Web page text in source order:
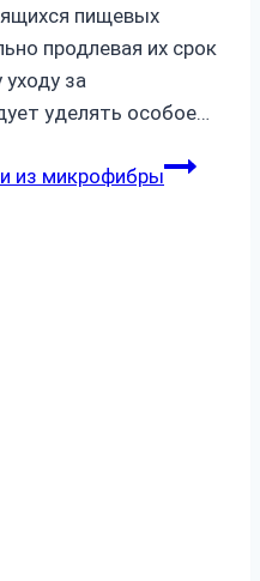
пищевых
продлевая их срок
за
уделять особое…
из микрофибры